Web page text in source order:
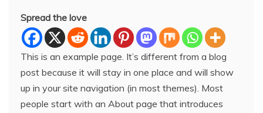
Spread the love
This is an example page. It’s different from a blog
post because it will stay in one place and will show
up in your site navigation (in most themes). Most
people start with an About page that introduces